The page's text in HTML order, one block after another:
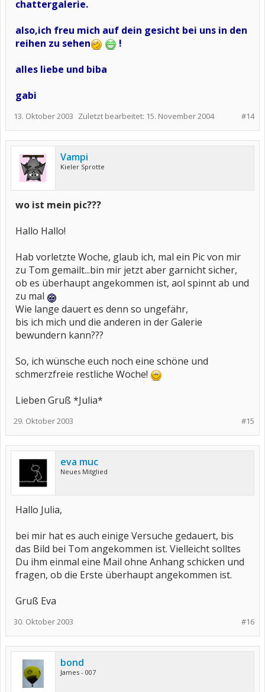
chattergalerie.
also,ich freu mich auf dein gesicht bei uns in den
reihen zu sehen
!
alles liebe und biba
gabi
#14
13. Oktober 2003 Zuletzt bearbeitet: 15. November 2004
Vampi
Kieler Sprotte
wo ist mein pic???
Hallo Hallo!
Hab vorletzte Woche, glaub ich, mal ein Pic von mir
zu Tom gemailt...bin mir jetzt aber garnicht sicher,
ob es überhaupt angekommen ist, aol spinnt ab und
zu mal
Wie lange dauert es denn so ungefähr,
bis ich mich und die anderen in der Galerie
bewundern kann???
So, ich wünsche euch noch eine schöne und
schmerzfreie restliche Woche!
Lieben Gruß *Julia*
#15
29. Oktober 2003
eva muc
Neues Mitglied
Hallo Julia,
bei mir hat es auch einige Versuche gedauert, bis
das Bild bei Tom angekommen ist. Vielleicht solltes
Du ihm einmal eine Mail ohne Anhang schicken und
fragen, ob die Erste überhaupt angekommen ist.
Gruß Eva
#16
30. Oktober 2003
bond
James - 007